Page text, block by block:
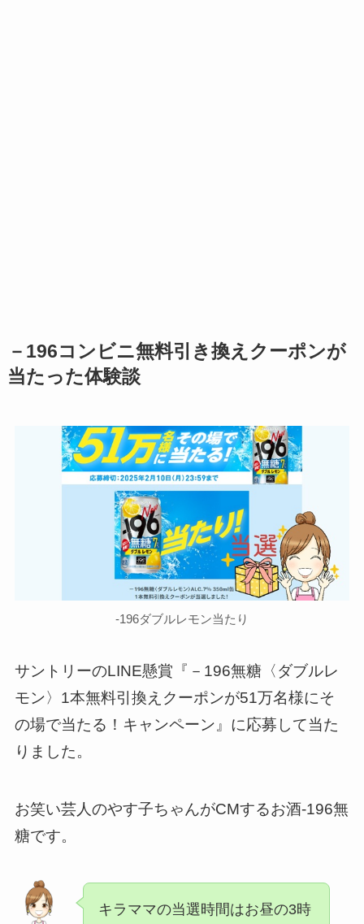
－196コンビニ無料引き換えクーポンが
当たった体験談
-196ダブルレモン当たり
サントリーのLINE懸賞『－196無糖〈ダブルレ
モン〉1本無料引換えクーポンが51万名様にそ
の場で当たる！キャンペーン』に応募して当た
りました。
お笑い芸人のやす子ちゃんがCMするお酒-196無
糖です。
キラママの当選時間はお昼の3時